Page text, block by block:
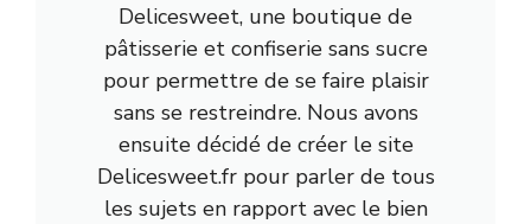
Delicesweet, une boutique de
pâtisserie et confiserie sans sucre
pour permettre de se faire plaisir
sans se restreindre. Nous avons
ensuite décidé de créer le site
Delicesweet.fr pour parler de tous
les sujets en rapport avec le bien